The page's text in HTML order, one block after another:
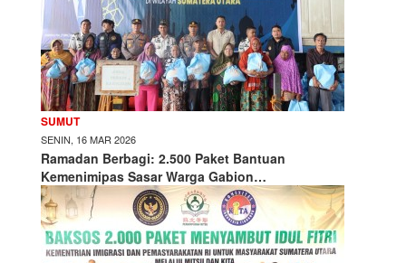
SUMUT
SENIN, 16 MAR 2026
Ramadan Berbagi: 2.500 Paket Bantuan
Kemenimipas Sasar Warga Gabion…